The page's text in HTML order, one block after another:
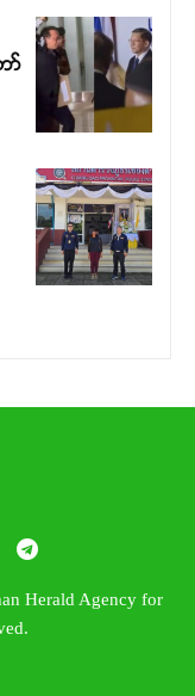
ာ်
Herald Agency for